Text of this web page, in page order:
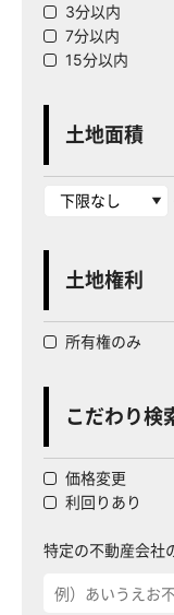
3分以内
7分以内
15分以内
土地面積
土地権利
所有権のみ
こだわり検
価格変更
利回りあり
特定の不動産会社